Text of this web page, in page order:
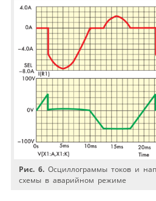
Рис. 6. Осциллограммы токов и
схемы в аварийном режиме